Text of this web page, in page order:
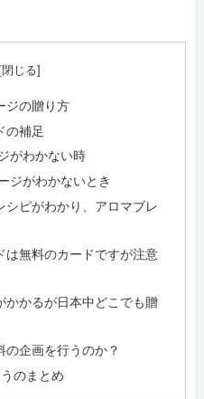
ジの贈り方
の補足
がわかない時
ジがわかないとき
シピがわかり、アロマブレ
は無料のカードですが注意
かかるが日本中どこでも贈
の企画を行うのか？
のまとめ